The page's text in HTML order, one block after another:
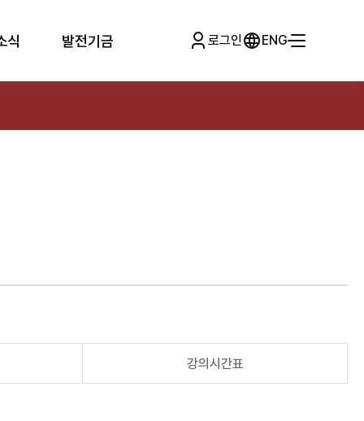
식 발전기금 로그인 ENG
강의시간표